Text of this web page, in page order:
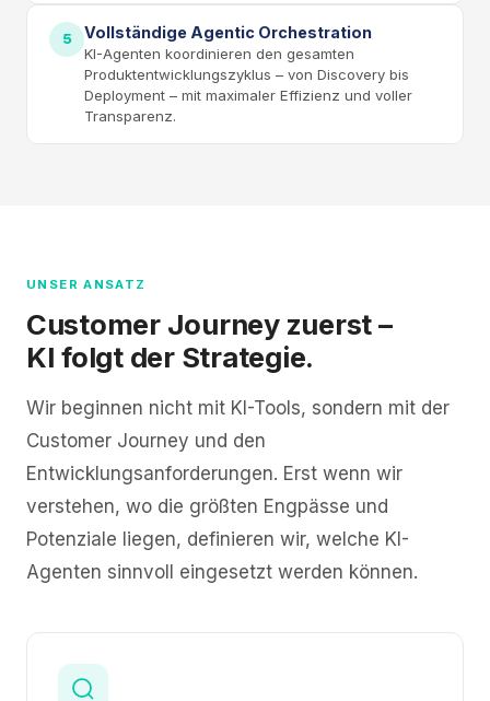
5 Vollständige Agentic Orchestration
KI-Agenten koordinieren den gesamten
Produktentwicklungszyklus – von Discovery bis
Deployment – mit maximaler Effizienz und voller
Transparenz.
UNSER ANSATZ
Customer Journey zuerst –
KI folgt der Strategie.
Wir beginnen nicht mit KI-Tools, sondern mit der
Customer Journey und den
Entwicklungsanforderungen. Erst wenn wir
verstehen, wo die größten Engpässe und
Potenziale liegen, definieren wir, welche KI-
Agenten sinnvoll eingesetzt werden können.